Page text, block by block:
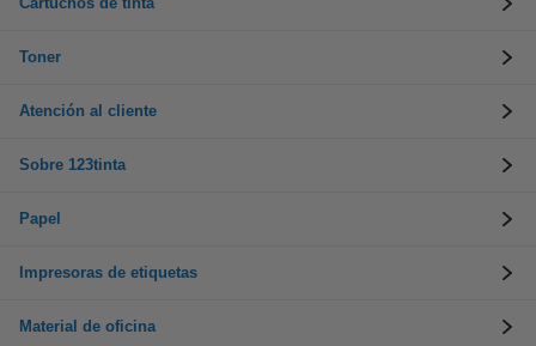
Toner
Atención al cliente
Sobre 123tinta
Papel
Impresoras de etiquetas
Material de oficina